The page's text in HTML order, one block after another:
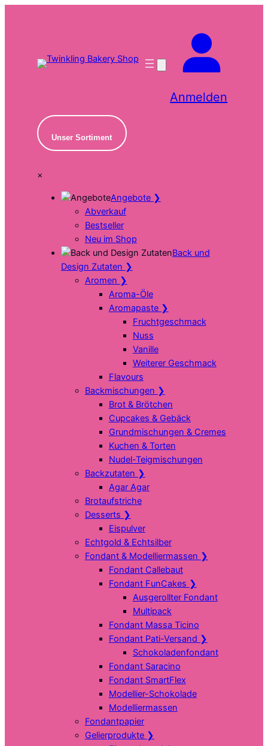
Anmelden
Unser Sortiment
×
Angebote ❯
Abverkauf
Bestseller
Neu im Shop
Back und
Design Zutaten ❯
Aromen ❯
Aroma-Öle
Aromapaste ❯
Fruchtgeschmack
Nuss
Vanille
Weiterer Geschmack
Flavours
Backmischungen ❯
Brot & Brötchen
Cupcakes & Gebäck
Grundmischungen & Cremes
Kuchen & Torten
Nudel-Teigmischungen
Backzutaten ❯
Agar Agar
Brotaufstriche
Desserts ❯
Eispulver
Echtgold & Echtsilber
Fondant & Modelliermassen ❯
Fondant Callebaut
Fondant FunCakes ❯
Ausgerollter Fondant
Multipack
Fondant Massa Ticino
Fondant Pati-Versand ❯
Schokoladenfondant
Fondant Saracino
Fondant SmartFlex
Modellier-Schokolade
Modelliermassen
Fondantpapier
Gelierprodukte ❯